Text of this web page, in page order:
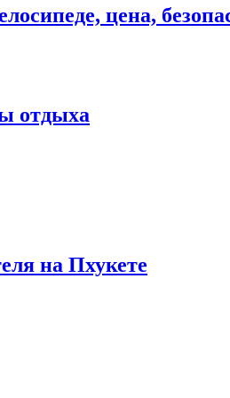
цена,
отдыха
на Пхукете